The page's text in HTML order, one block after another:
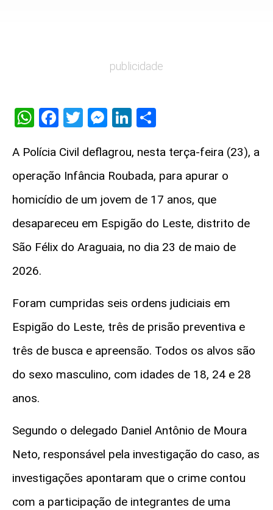
publicidade
WhatsApp
Facebook
Twitter
Messenger
LinkedIn
A Polícia Civil deflagrou, nesta terça-feira (23), a
operação Infância Roubada, para apurar o
homicídio de um jovem de 17 anos, que
desapareceu em Espigão do Leste, distrito de
São Félix do Araguaia, no dia 23 de maio de
2026.
Foram cumpridas seis ordens judiciais em
Espigão do Leste, três de prisão preventiva e
três de busca e apreensão. Todos os alvos são
do sexo masculino, com idades de 18, 24 e 28
anos.
Segundo o delegado Daniel Antônio de Moura
Neto, responsável pela investigação do caso, as
investigações apontaram que o crime contou
com a participação de integrantes de uma